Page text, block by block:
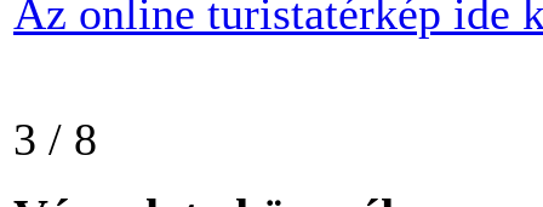
Az online turistatérkép ide
3 / 8